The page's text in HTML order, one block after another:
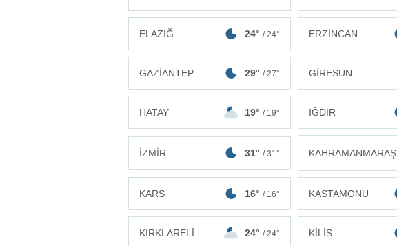
ELAZIĞ 24° / 24° ERZİNCAN
GAZİANTEP 29° / 27° GİRESUN
HATAY 19° / 19° IĞDIR
İZMİR 31° / 31° KAHRAMANMARAŞ
KARS 16° / 16° KASTAMONU
KIRKLARELİ 24° / 24° KİLİS